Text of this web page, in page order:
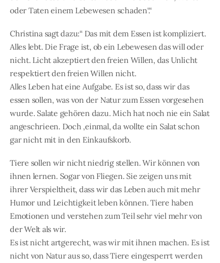
oder Taten einem Lebewesen schaden‘.“
Christina sagt dazu:“ Das mit dem Essen ist kompliziert.
Alles lebt. Die Frage ist, ob ein Lebewesen das will oder
nicht. Licht akzeptiert den freien Willen, das Unlicht
respektiert den freien Willen nicht.
Alles Leben hat eine Aufgabe. Es ist so, dass wir das
essen sollen, was von der Natur zum Essen vorgesehen
wurde. Salate gehören dazu. Mich hat noch nie ein Salat
angeschrieen. Doch ,einmal, da wollte ein Salat schon
gar nicht mit in den Einkaufskorb.
Tiere sollen wir nicht niedrig stellen. Wir können von
ihnen lernen. Sogar von Fliegen. Sie zeigen uns mit
ihrer Verspieltheit, dass wir das Leben auch mit mehr
Humor und Leichtigkeit leben können. Tiere haben
Emotionen und verstehen zum Teil sehr viel mehr von
der Welt als wir.
Es ist nicht artgerecht, was wir mit ihnen machen. Es ist
nicht von Natur aus so, dass Tiere eingesperrt werden